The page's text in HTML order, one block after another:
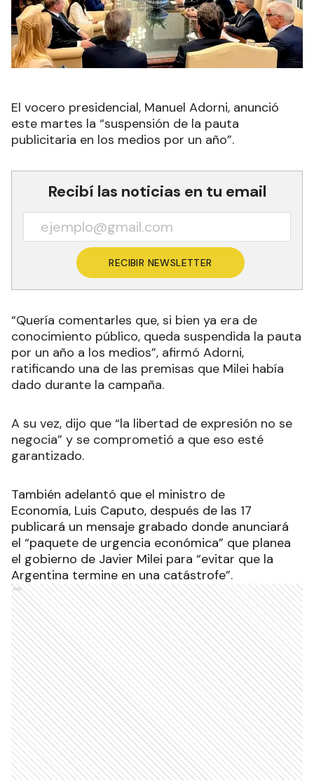
El vocero presidencial, Manuel Adorni, anunció
este martes la “suspensión de la pauta
publicitaria en los medios por un año”.
Recibí las noticias en tu email
RECIBIR NEWSLETTER
“Quería comentarles que, si bien ya era de
conocimiento público, queda suspendida la pauta
por un año a los medios”, afirmó Adorni,
ratificando una de las premisas que Milei había
dado durante la campaña.
A su vez, dijo que “la libertad de expresión no se
negocia” y se comprometió a que eso esté
garantizado.
También adelantó que el ministro de
Economía, Luis Caputo, después de las 17
publicará un mensaje grabado donde anunciará
el “paquete de urgencia económica” que planea
el gobierno de Javier Milei para “evitar que la
Argentina termine en una catástrofe”.
Ads